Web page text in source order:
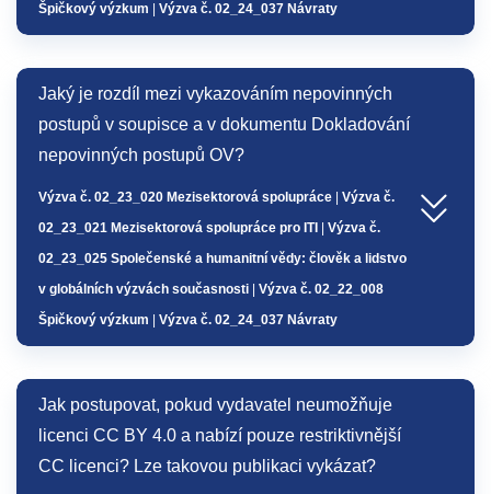
Špičkový výzkum
Výzva č. 02_24_037 Návraty
Jaký je rozdíl mezi vykazováním nepovinných
postupů v soupisce a v dokumentu Dokladování
nepovinných postupů OV?
Výzva č. 02_23_020 Mezisektorová spolupráce
Výzva č.
02_23_021 Mezisektorová spolupráce pro ITI
Výzva č.
02_23_025 Společenské a humanitní vědy: člověk a lidstvo
v globálních výzvách současnosti
Výzva č. 02_22_008
Špičkový výzkum
Výzva č. 02_24_037 Návraty
Jak postupovat, pokud vydavatel neumožňuje
licenci CC BY 4.0 a nabízí pouze restriktivnější
CC licenci? Lze takovou publikaci vykázat?